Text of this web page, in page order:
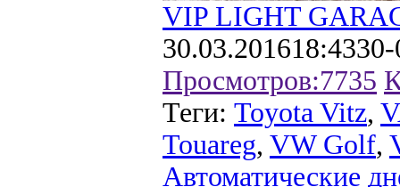
VIP LIGHT
30.03.201618:43
Просмотров:7735
Теги: Toyota Vitz,
Touareg, VW Golf,
Автоматические